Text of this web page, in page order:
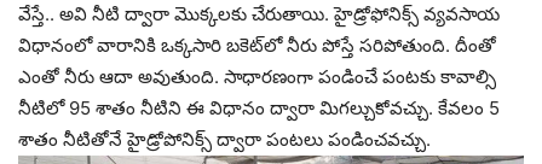
వేస్తే.. అవి నీటి ద్వారా మొక్కలకు చేరుతాయి. హైడ్రోఫోనిక్స్ వ్యవసాయ
విధానంలో వారానికి ఒక్కసారి బకెట్‌లో నీరు పోస్తే సరిపోతుంది. దీంతో
ఎంతో నీరు ఆదా అవుతుంది. సాధారణంగా పండించే పంటకు కావాల్సి
నీటిలో 95 శాతం నీటిని ఈ విధానం ద్వారా మిగల్చుకోవచ్చు. కేవలం 5
శాతం నీటితోనే హైడ్రోపోనిక్స్ ద్వారా పంటలు పండించవచ్చు.